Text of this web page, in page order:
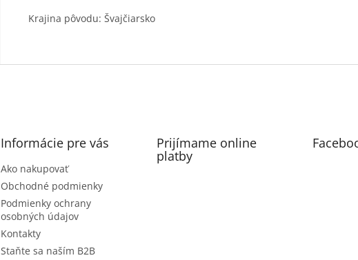
Krajina pôvodu: Švajčiarsko
Informácie pre vás
Ako nakupovať
Obchodné podmienky
Podmienky ochrany
osobných údajov
Kontakty
Staňte sa naším B2B
Prijímame online
platby